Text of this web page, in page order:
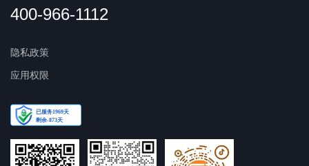
400-966-1112
隐私政策
应用权限